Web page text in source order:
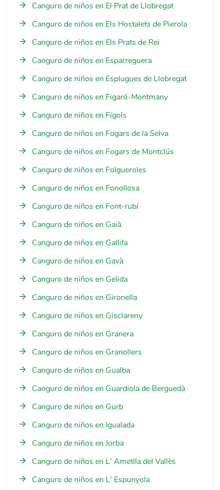
Canguro de niños en El Prat de Llobregat
Canguro de niños en Els Hostalets de Pierola
Canguro de niños en Els Prats de Rei
Canguro de niños en Esparreguera
Canguro de niños en Esplugues de Llobregat
Canguro de niños en Figaró-Montmany
Canguro de niños en Fígols
Canguro de niños en Fogars de la Selva
Canguro de niños en Fogars de Montclús
Canguro de niños en Folgueroles
Canguro de niños en Fonollosa
Canguro de niños en Font-rubí
Canguro de niños en Gaià
Canguro de niños en Gallifa
Canguro de niños en Gavà
Canguro de niños en Gelida
Canguro de niños en Gironella
Canguro de niños en Gisclareny
Canguro de niños en Granera
Canguro de niños en Granollers
Canguro de niños en Gualba
Canguro de niños en Guardiola de Berguedà
Canguro de niños en Gurb
Canguro de niños en Igualada
Canguro de niños en Jorba
Canguro de niños en L' Ametlla del Vallès
Canguro de niños en L' Espunyola